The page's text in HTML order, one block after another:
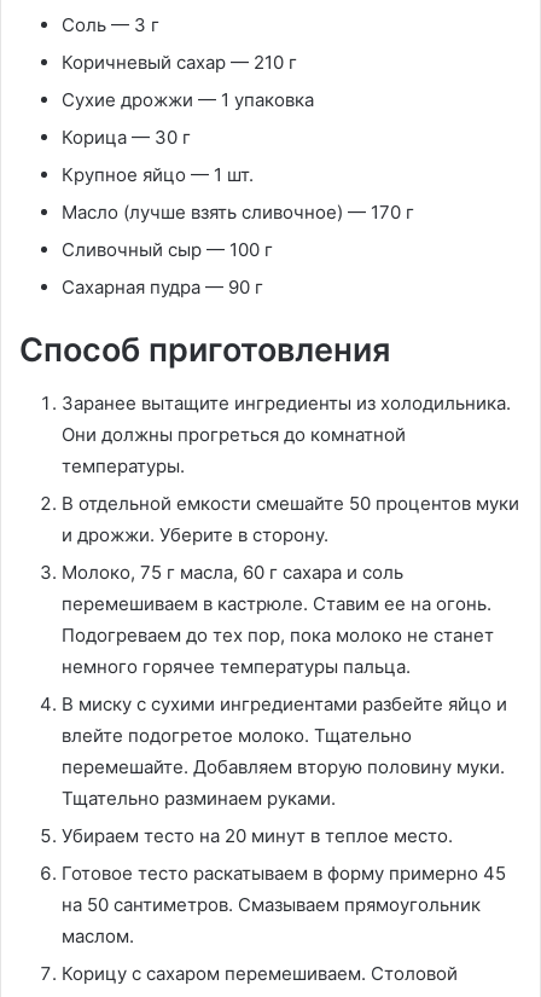
Соль — 3 г
Коричневый сахар — 210 г
Сухие дрожжи — 1 упаковка
Корица — 30 г
Крупное яйцо — 1 шт.
Масло (лучше взять сливочное) — 170 г
Сливочный сыр — 100 г
Сахарная пудра — 90 г
Способ приготовления
Заранее вытащите ингредиенты из холодильника.
Они должны прогреться до комнатной
температуры.
В отдельной емкости смешайте 50 процентов муки
и дрожжи. Уберите в сторону.
Молоко, 75 г масла, 60 г сахара и соль
перемешиваем в кастрюле. Ставим ее на огонь.
Подогреваем до тех пор, пока молоко не станет
немного горячее температуры пальца.
В миску с сухими ингредиентами разбейте яйцо и
влейте подогретое молоко. Тщательно
перемешайте. Добавляем вторую половину муки.
Тщательно разминаем руками.
Убираем тесто на 20 минут в теплое место.
Готовое тесто раскатываем в форму примерно 45
на 50 сантиметров. Смазываем прямоугольник
маслом.
Корицу с сахаром перемешиваем. Столовой